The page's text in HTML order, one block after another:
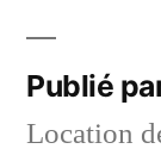
Publié
Location